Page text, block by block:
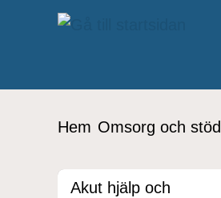
Gå till innehåll
till sidomeny
Du är här:
Hem Omsorg och stöd
Akut hjälp och